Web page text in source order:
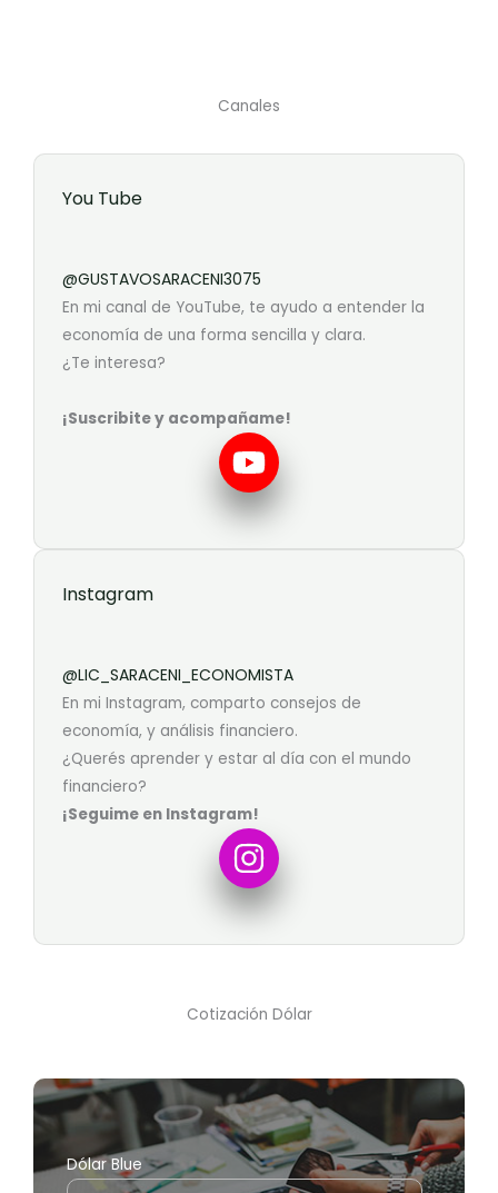
Canales
You Tube
@GUSTAVOSARACENI3075
En mi canal de YouTube, te ayudo a entender la
economía de una forma sencilla y clara.
¿Te interesa?
¡Suscribite y acompañame!
Instagram
@LIC_SARACENI_ECONOMISTA
En mi Instagram, comparto consejos de
economía, y análisis financiero.
¿Querés aprender y estar al día con el mundo
financiero?
¡Seguime en Instagram!
Cotización Dólar
Dólar Blue